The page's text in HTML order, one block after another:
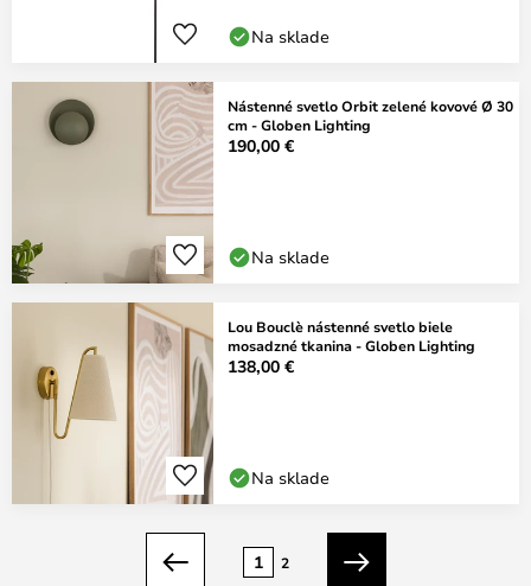
Na sklade
Nástenné svetlo Orbit zelené kovové Ø 30
cm - Globen Lighting
190,00 €
Na sklade
Lou Bouclè nástenné svetlo biele
mosadzné tkanina - Globen Lighting
138,00 €
Na sklade
Predchádzajúci
1 2
Ďalší